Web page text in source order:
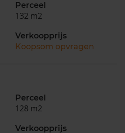
Perceel
132 m2
Verkoopprijs
Koopsom opvragen
Perceel
128 m2
Verkoopprijs